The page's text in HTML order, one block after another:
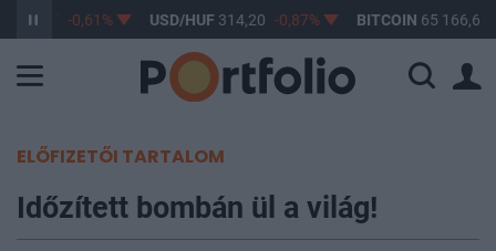
363,17 -0,61% USD/HUF 314,20 -0,87% BITCOIN 65 166,60
ELŐFIZETŐI TARTALOM
Időzített bombán ül a világ!